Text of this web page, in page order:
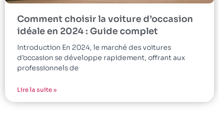
Comment choisir la voiture d’occasion
idéale en 2024 : Guide complet
Introduction En 2024, le marché des voitures
d’occasion se développe rapidement, offrant aux
professionnels de
Lire la suite »